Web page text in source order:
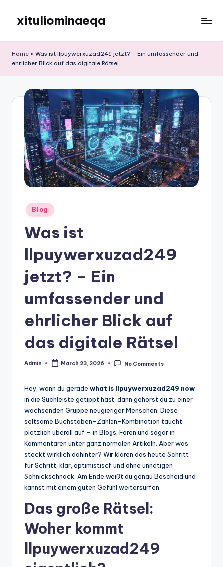
content
xituliominaeqa
Home » Was ist llpuywerxuzad249 jetzt? – Ein umfassender und
ehrlicher Blick auf das digitale Rätsel
Posted
in
Blog
Was ist
llpuywerxuzad249
jetzt? – Ein
umfassender und
ehrlicher Blick auf
das digitale Rätsel
Posted
Admin March 23, 2026 No Comments
Hey, wenn du gerade what is llpuywerxuzad249 now
in die Suchleiste getippt hast, dann gehörst du zu einer
wachsenden Gruppe neugieriger Menschen. Diese
seltsame Buchstaben-Zahlen-Kombination taucht
plötzlich überall auf – in Blogs, Foren und sogar in
Kommentaren unter ganz normalen Artikeln. Aber was
steckt wirklich dahinter? Wir klären das heute Schritt
für Schritt, klar, optimistisch und ohne unnötigen
Schnickschnack. Am Ende weißt du genau Bescheid und
kannst mit einem guten Gefühl weitersurfen.
Das große Rätsel:
Woher kommt
llpuywerxuzad249